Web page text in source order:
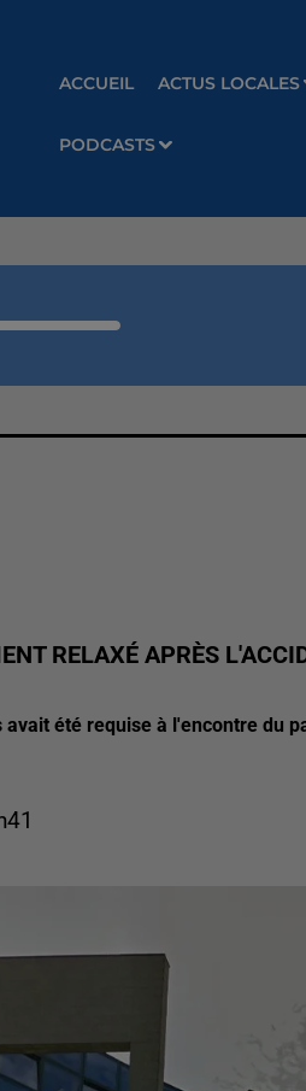
ACCUEIL ACTUS LOCALES
PODCASTS
RELAXÉ APRÈS
été requise à l'encontre du